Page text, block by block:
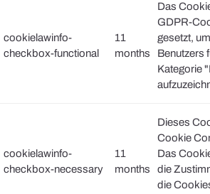
cookielawinfo-
checkbox-functional
11
months
Das
GDPR-
gesetzt,
Benutzers
Kategorie
cookielawinfo-
checkbox-necessary
11
months
Dieses
Cookie
Das
die
die